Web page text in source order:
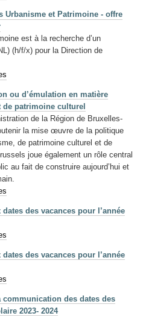
Urbanisme et Patrimoine - offre
est à la recherche d’un
(h/f/x) pour la Direction de
ou d’émulation en matière
de patrimoine culturel
de la Région de Bruxelles-
la mise œuvre de la politique
de patrimoine culturel et de
joue également un rôle central
au fait de construire aujourd’hui et
des vacances pour l’année
des vacances pour l’année
communication des dates des
2023- 2024